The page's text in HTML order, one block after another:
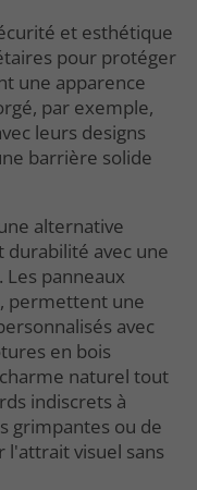
et esthétique
pour protéger
une apparence
par exemple,
leurs designs
barrière solide
alternative
avec une
panneaux
permettent une
avec
en bois
naturel tout
indiscrets à
grimpantes ou de
visuel sans